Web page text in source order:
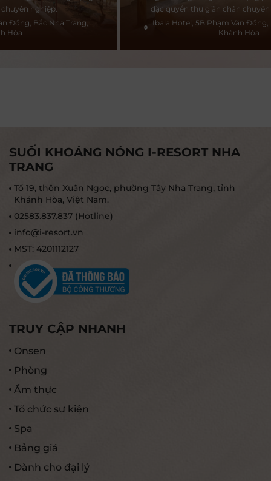
đặc quyền thư giãn chân chuyên sâu tại I-resort
Ibala Hotel, 5B Phạm Văn Đồng, Bắc Nha Trang,
SUỐI KHOÁNG NÓNG I-RESORT NHA
TRANG
Tổ 19, thôn Xuân Ngọc, phường Tây Nha Trang, tỉnh
Khánh Hòa, Việt Nam.
02583.837.837 (Hotline)
info@i-resort.vn
MST: 4201112127
TRUY CẬP NHANH
Onsen
Phòng
Ẩm thực
Tổ chức sự kiện
Spa
Bảng giá
Dành cho đại lý